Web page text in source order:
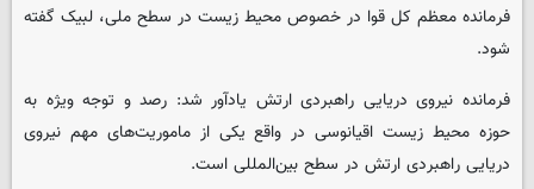
فرمانده معظم کل قوا در خصوص محیط زیست در سطح ملی، لبیک گفته
شود.
فرمانده نیروی دریایی راهبردی ارتش یادآور شد: رصد و توجه ویژه به
حوزه محیط زیست اقیانوسی در واقع یکی از ماموریت‌های مهم نیروی
دریایی راهبردی ارتش در سطح بین‌المللی است.